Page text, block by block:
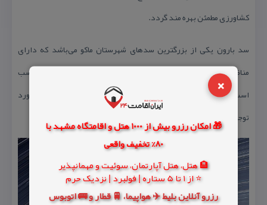
×
🎁 امکان رزرو بیش از 1000 هتل و اقامتگاه مشهد با
80% تخفیف واقعی
🏨 هتل، هتل آپارتمان، سوئیت و مهمانپذیر
⭐ از 1 تا 5 ستاره | فولبرد | نزدیک حرم
رزرو آنلاین بلیط ✈️ هواپیما، 🚆 قطار و 🚌 اتوبوس
كشاورزی مطمئن بهره مند گردد.
سد بارون یكی از بزرگترین سدهای شهرستان ماكو می‌باشد كه دارای
مناظرزیبا و همچنین دریاچه بزرگی است و برای ماهیگیری نیز مناسب
است. سد بارون با توجه به اینكه در كنار كلیسای زور زور قرار گرفته مورد
توجه بسیاری از گردشگران این منطقه است.